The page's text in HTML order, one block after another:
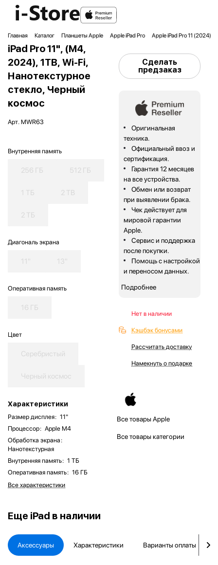
Главная Каталог Планшеты Apple Apple iPad Pro Apple iPad Pro 11 (2024)
iPad Pro 11", (M4,
2024), 1TB, Wi-Fi,
Нанотекстурное
стекло, Черный
космос
Арт. MWR63
Внутренняя память
256 ГБ 512 ГБ
1 ТБ 2 TB
2 ТБ
Диагональ экрана
11" 13"
Оперативная память
16 ГБ
Цвет
Серебристый
Черный космос
Характеристики
Размер дисплея: 11"
Процессор: Apple M4
Обработка экрана :
Нанотекстурная
Внутренняя память: 1 ТБ
Оперативная память: 16 ГБ
Все характеристики
Сделать
предзаказ
Оригинальная
техника.
Официальный ввоз и
сертификация.
Гарантия 12 месяцев
на все устройства.
Обмен или возврат
при выявлении брака.
Чек действует для
мировой гарантии
Apple.
Сервис и поддержка
после покупки.
Помощь с настройкой
и переносом данных.
Подробнее
Нет в наличии
Кэшбэк бонусами
Рассчитать доставку
Намекнуть о подарке
Все товары Apple
Все товары категории
Еще iPad в наличии
Аксессуары Характеристики Варианты оплаты